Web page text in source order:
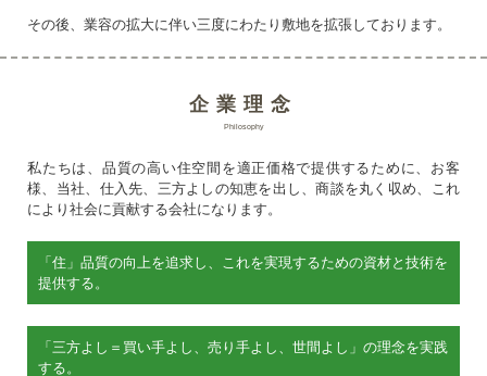
その後、業容の拡大に伴い三度にわたり敷地を拡張しております。
企業理念
Philosophy
私たちは、品質の高い住空間を適正価格で提供するために、お客
様、当社、仕入先、三方よしの知恵を出し、商談を丸く収め、これ
により社会に貢献する会社になります。
「住」品質の向上を追求し、 これを実現するための資材と技術を
提供する。
「三方よし＝買い手よし、売り手よし、世間よし」の理念を実践
する。